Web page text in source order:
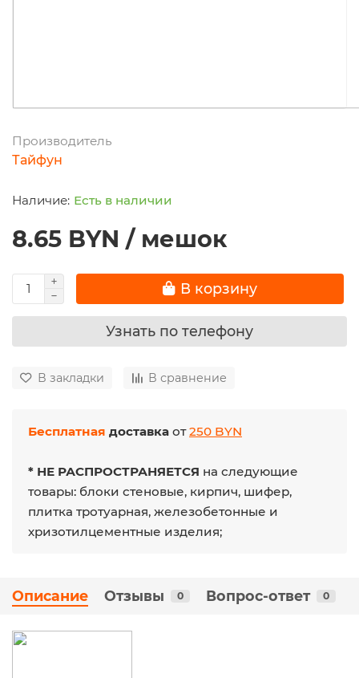
Производитель
Тайфун
Есть в наличии
8.65 BYN / мешок
В корзину
Узнать по телефону
В закладки В сравнение
Бесплатная доставка от250 BYN
* НЕ РАСПРОСТРАНЯЕТСЯ на следующие
товары: блоки стеновые, кирпич, шифер,
плитка тротуарная, железобетонные и
хризотилцементные изделия;
Описание Отзывы 0 Вопрос-ответ 0